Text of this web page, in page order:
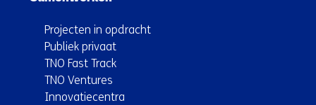
Projecten in opdracht
Publiek privaat
TNO Fast Track
TNO Ventures
Innovatiecentra